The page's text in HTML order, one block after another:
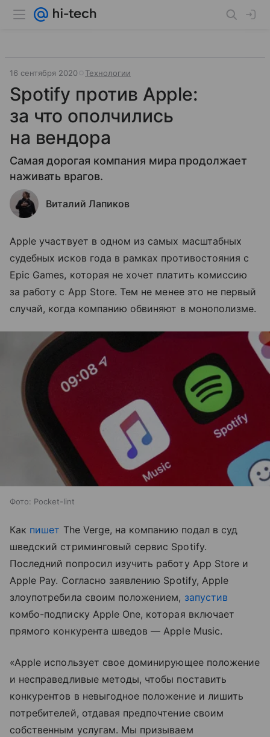
16 сентября 2020 Технологии
Spotify против Apple:
за что ополчились
на вендора
Самая дорогая компания мира продолжает
наживать врагов.
Виталий Лапиков
Apple участвует в одном из самых масштабных
судебных исков года в рамках противостояния с
Epic Games, которая не хочет платить комиссию
за работу c App Store. Тем не менее это не первый
случай, когда компанию обвиняют в монополизме.
Фото: Pocket-lint
Как пишет The Verge, на компанию подал в суд
шведский стриминговый сервис Spotify.
Последний попросил изучить работу App Store и
Apple Pay. Согласно заявлению Spotify, Apple
злоупотребила своим положением, запустив
комбо-подписку Apple One, которая включает
прямого конкурента шведов — Apple Music.
«Apple использует свое доминирующее положение
и несправедливые методы, чтобы поставить
конкурентов в невыгодное положение и лишить
потребителей, отдавая предпочтение своим
собственным услугам. Мы призываем